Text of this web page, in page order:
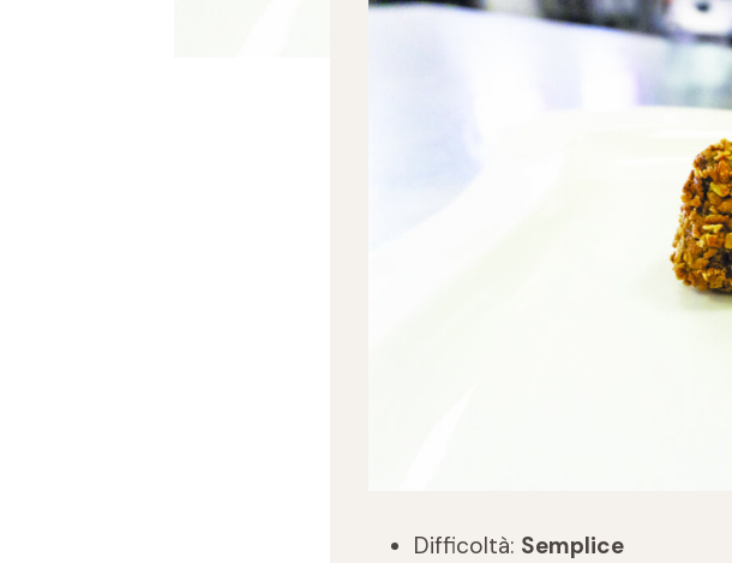
Difficoltà: Semplice